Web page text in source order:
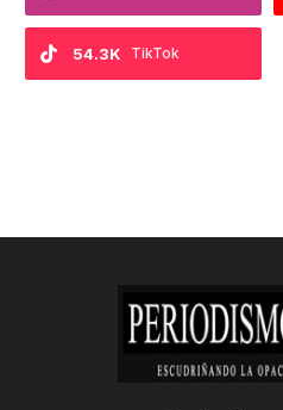
TikTok
54.3K